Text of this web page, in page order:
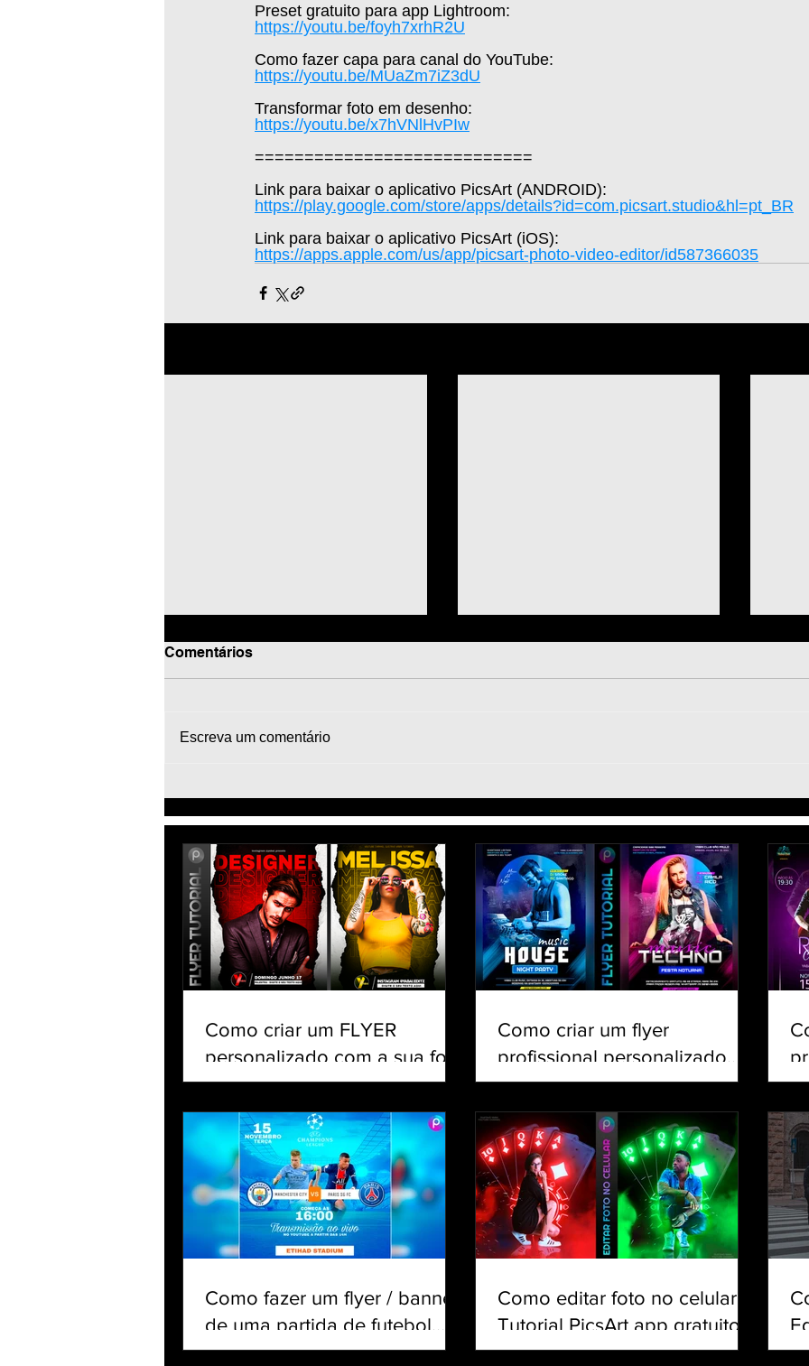
Preset gratuito para app Lightroom:
https://youtu.be/foyh7xrhR2U
Como fazer capa para canal do YouTube:
https://youtu.be/MUaZm7iZ3dU
Transformar foto em desenho:
https://youtu.be/x7hVNlHvPIw
============================
Link para baixar o aplicativo PicsArt (ANDROID):
https://play.google.com/store/apps/details?id=com.picsart.studio&hl=pt_BR
Link para baixar o aplicativo PicsArt (iOS):
https://apps.apple.com/us/app/picsart-photo-video-editor/id587366035
Football Edit Poster Tutorial
PicsArt - Como Fazer Arte
de Jogador de Futebol Flyer
Banner
Tutorial CapCut 4K CC LIKE
AE | Como Editar Vídeo
pelo Celular - Football Edits
de
Comentários
Escreva um comentário
Como criar um FLYER
personalizado com a sua foto
no celular | Tutorial PicsArt
app gratuito
Como criar um flyer
profissional personalizado
para eventos e shows pelo
celular | Tutorial PicsArt
Como fazer um flyer / banner
de uma partida de futebol
com jogadores e clubes | app
Como editar foto no celular |
Tutorial PicsArt app gratuito |
Efeito Baralho Neon &